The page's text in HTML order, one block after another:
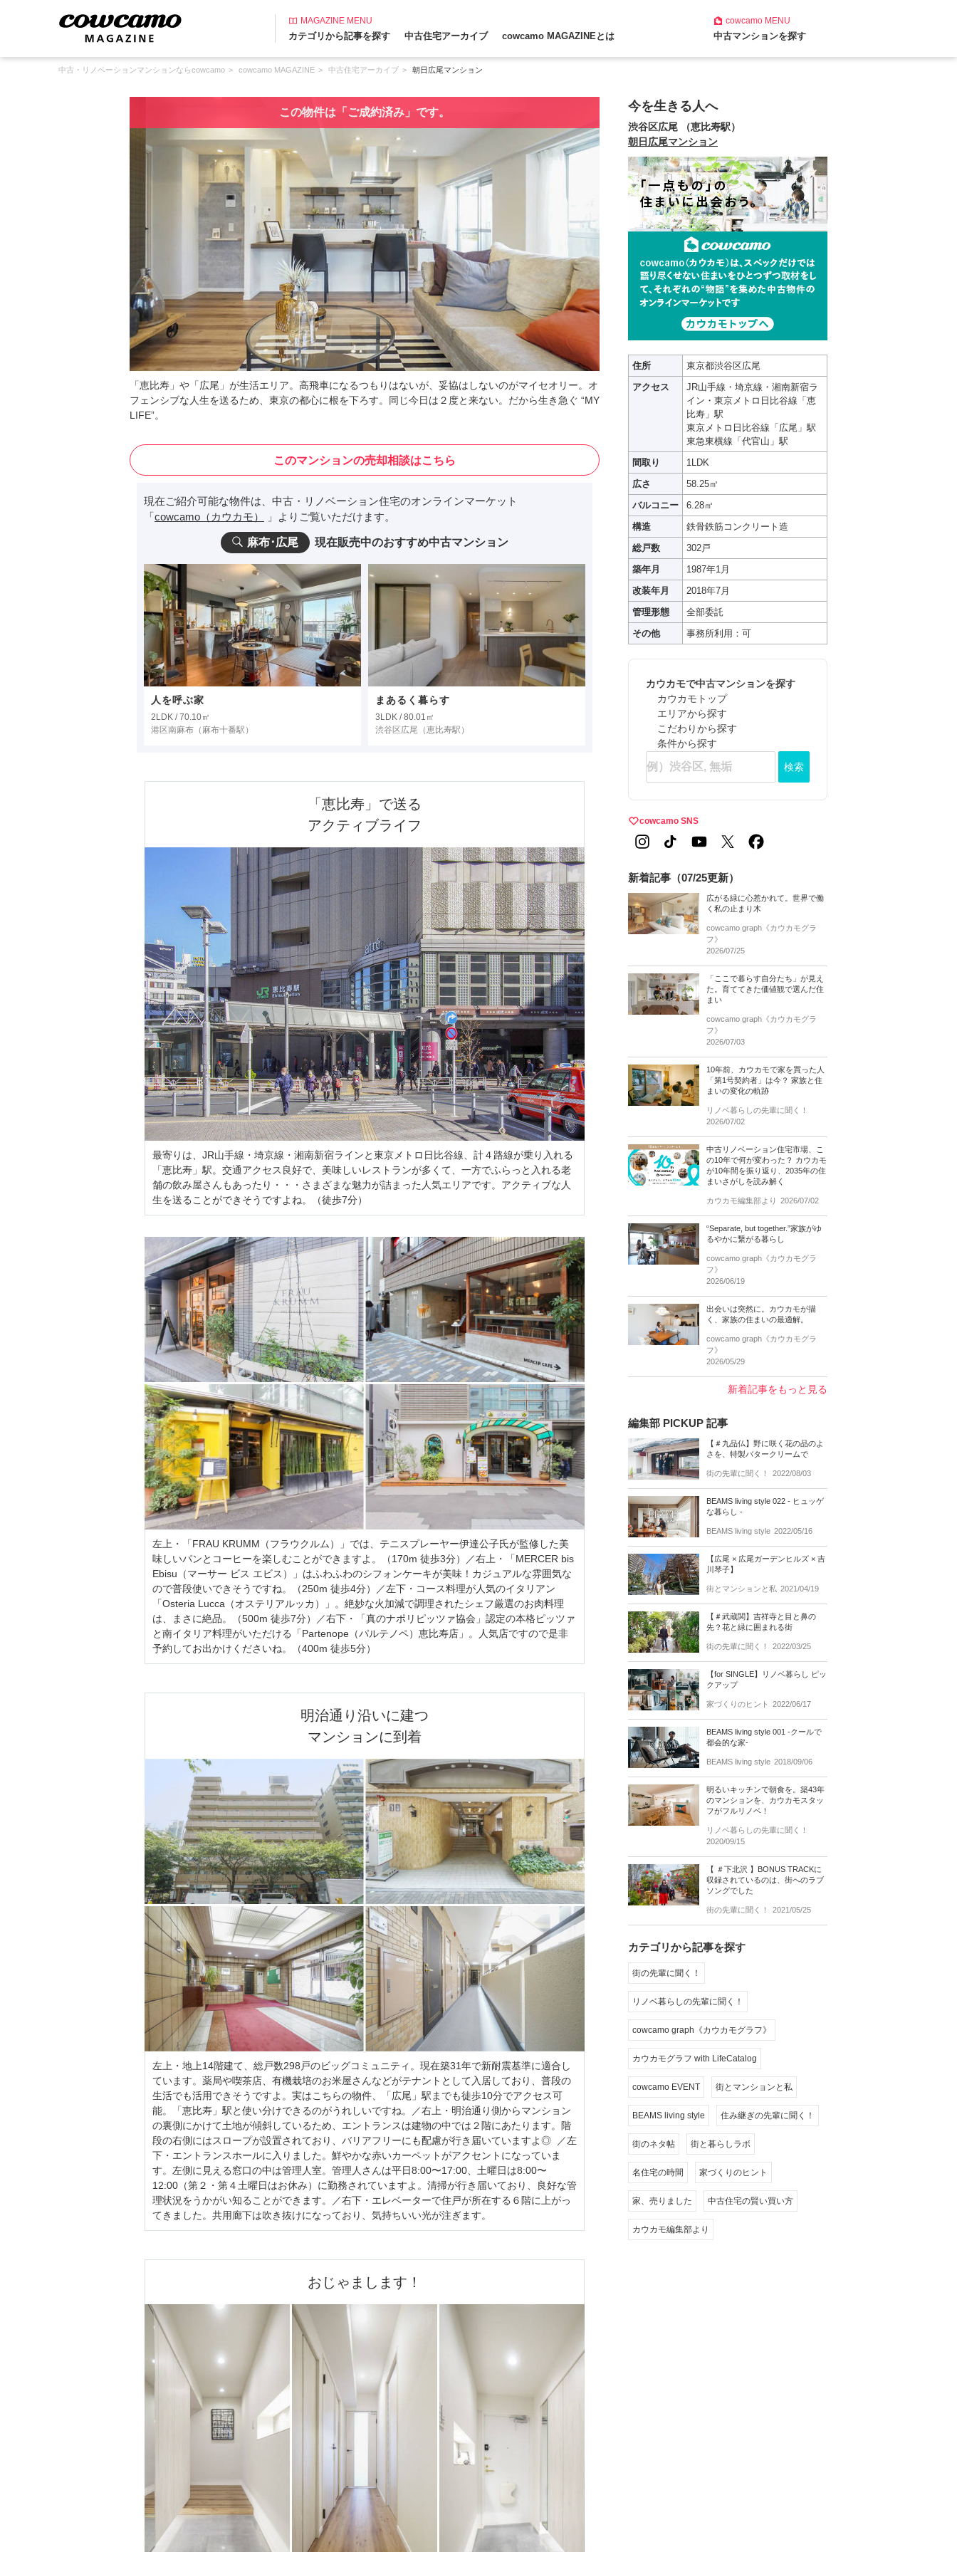
MAGAZINE MENU
カテゴリから記事を探す 中古住宅アーカイブ cowcamo MAGAZINEとは
cowcamoMENU
中古マンションを探す
中古・リノベーションマンションならcowcamo cowcamo MAGAZINE 中古住宅アーカイブ 朝日広尾マンション
この物件は「ご成約済み」です。
「恵比寿」や「広尾」が生活エリア。高飛車になるつもりはないが、妥協はしないのがマイセオリー。オ
フェンシブな人生を送るため、東京の都心に根を下ろす。同じ今日は２度と来ない。だから生き急ぐ “MY
LIFE”。
このマンションの売却相談はこちら
現在ご紹介可能な物件は、中古・リノベーション住宅のオンラインマーケット
「cowcamo（カウカモ） 」よりご覧いただけます。
麻布･広尾 現在販売中のおすすめ中古マンション
人を呼ぶ家
2LDK / 70.10㎡
港区南麻布 （麻布十番駅）
まあるく暮らす
3LDK / 80.01㎡
渋谷区広尾 （恵比寿駅）
「恵比寿」で送る
アクティブライフ
最寄りは、JR山手線・埼京線・湘南新宿ラインと東京メトロ日比谷線、計４路線が乗り入れる
「恵比寿」駅。交通アクセス良好で、美味しいレストランが多くて、一方でふらっと入れる老
舗の飲み屋さんもあったり・・・さまざまな魅力が詰まった人気エリアです。アクティブな人
生を送ることができそうですよね。（徒歩7分）
左上・「FRAU KRUMM（フラウクルム）」では、テニスプレーヤー伊達公子氏が監修した美
味しいパンとコーヒーを楽しむことができますよ。（170m 徒歩3分）／右上・「MERCER bis
Ebisu（マーサー ビス エビス）」はふわふわのシフォンケーキが美味！カジュアルな雰囲気な
ので普段使いできそうですね。（250m 徒歩4分）
／左下・コース料理が人気のイタリアン
「Osteria Lucca（オステリアルッカ）」。絶妙な火加減で調理されたシェフ厳選のお肉料理
は、まさに絶品。
（500m 徒歩7分）
／右下・「真のナポリピッツァ協会」認定の本格ピッツァ
と南イタリア料理がいただける「Partenope（パルテノペ）恵比寿店」。人気店ですので是非
予約してお出かけくださいね。
（400m 徒歩5分）
明治通り沿いに建つ
マンションに到着
左上・地上14階建て、総戸数298戸のビッグコミュニティ。現在築31年で新耐震基準に適合し
ています。 薬局や喫茶店、有機栽培のお米屋さんなどがテナントとして入居しており
、普段の
生活でも活用できそうですよ。実はこちらの物件、「広尾」駅までも徒歩10分でアクセス可
能。「恵比寿」駅と使い分けできるのがうれしいですね。／右上・ 明治通り側からマンション
の裏側にかけて土地が傾斜しているため、エントランスは建物の中では２階にあたります。 階
段の右側にはスロープが設置されており、バリアフリーにも配慮が行き届いていますよ◎ ／左
下・エントランスホールに入りました。鮮やかな赤いカーペットがアクセントになっていま
す。左側に見える窓口の中は管理人室。管理人さんは平日8:00〜17:00、土曜日は8:00〜
12:00（第２・第４土曜日はお休み）に勤務されていますよ。清掃が行き届いており、良好な管
理状況をうかがい知ることができます。／右下・エレベーターで住戸が所在する６階に上がっ
てきました。共用廊下は吹き抜けになっており、気持ちいい光が注ぎます。
おじゃまします！
今を生きる人へ
渋谷区広尾 （恵比寿駅）
朝日広尾マンション
住所
東京都渋谷区広尾
アクセス
JR山手線・埼京線・湘南新宿ラ
イン・東京メトロ日比谷線「恵
比寿」駅
東京メトロ日比谷線「広尾」駅
東急東横線「代官山」駅
間取り
1LDK
広さ
58.25㎡
バルコニー
6.28㎡
構造
鉄骨鉄筋コンクリート造
総戸数
302戸
築年月
1987年1月
改装年月
2018年7月
管理形態
全部委託
その他
事務所利用：可
カウカモで中古マンションを探す
カウカモトップ
エリアから探す
こだわりから探す
条件から探す
検索
cowcamo SNS
新着記事（07/25更新）
広がる緑に心惹かれて。世界で働
く私の止まり木
cowcamo graph《カウカモグラ
フ》
2026/07/25
「ここで暮らす自分たち」が見え
た。育ててきた価値観で選んだ住
まい
cowcamo graph《カウカモグラ
フ》
2026/07/03
10年前、カウカモで家を買った人
「第1号契約者」は今？ 家族と住
まいの変化の軌跡
リノベ暮らしの先輩に聞く！
2026/07/02
中古リノベーション住宅市場、こ
の10年で何が変わった？ カウカモ
が10年間を振り返り、2035年の住
まいさがしを読み解く
カウカモ編集部より 2026/07/02
“Separate, but together.”家族がゆ
るやかに繋がる暮らし
cowcamo graph《カウカモグラ
フ》
2026/06/19
出会いは突然に。カウカモが描
く、家族の住まいの最適解。
cowcamo graph《カウカモグラ
フ》
2026/05/29
新着記事をもっと見る
編集部 PICKUP 記事
【＃九品仏】野に咲く花の品のよ
さを、特製バタークリームで
街の先輩に聞く！ 2022/08/03
BEAMS living style 022 - ヒュッゲ
な暮らし -
BEAMS living style 2022/05/16
【広尾 × 広尾ガーデンヒルズ × 吉
川琴子】
街とマンションと私 2021/04/19
【＃武蔵関】吉祥寺と目と鼻の
先？花と緑に囲まれる街
街の先輩に聞く！ 2022/03/25
【for SINGLE】リノベ暮らし ピッ
クアップ
家づくりのヒント 2022/06/17
BEAMS living style 001 -クールで
都会的な家-
BEAMS living style 2018/09/06
明るいキッチンで朝食を。築43年
のマンションを、カウカモスタッ
フがフルリノベ！
リノベ暮らしの先輩に聞く！
2020/09/15
【 ＃下北沢 】BONUS TRACKに
収録されているのは、街へのラブ
ソングでした
街の先輩に聞く！ 2021/05/25
カテゴリから記事を探す
街の先輩に聞く！
リノベ暮らしの先輩に聞く！
cowcamo graph《カウカモグラフ》
カウカモグラフ with LifeCatalog
cowcamo EVENT 街とマンションと私
BEAMS living style 住み継ぎの先輩に聞く！
街のネタ帖 街と暮らしラボ
名住宅の時間 家づくりのヒント
家、売りました 中古住宅の賢い買い方
カウカモ編集部より